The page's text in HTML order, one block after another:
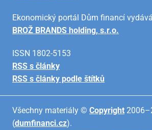
Ekonomický portál Dům financí
BROŽ BRANDS holding, s.r.o.
ISSN 1802-5153
RSS s články
RSS s články podle štítků
Všechny materiály © Copyright
(dumfinanci.cz).